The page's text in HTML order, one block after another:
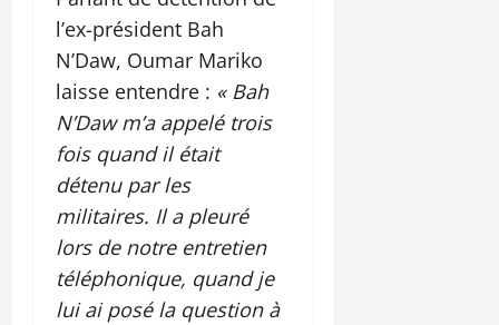
l’ex-président Bah
N’Daw, Oumar Mariko
laisse entendre : « Bah
N’Daw m’a appelé trois
fois quand il était
détenu par les
militaires. Il a pleuré
lors de notre entretien
téléphonique, quand je
lui ai posé la question à